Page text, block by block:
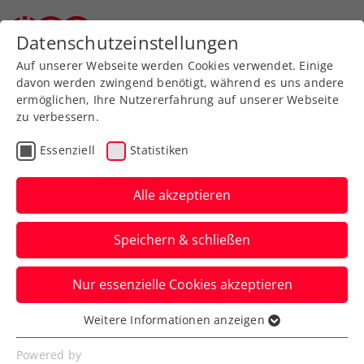
Aktuelle News
News filtern
Datenschutzeinstellungen
Auf unserer Webseite werden Cookies verwendet. Einige
davon werden zwingend benötigt, während es uns andere
ermöglichen, Ihre Nutzererfahrung auf unserer Webseite
zu verbessern.
Essenziell Statistiken
Alle akzeptieren
Speichern & schließen
Nur essenzielle Cookies akzeptieren
Essenziell
Essenzielle Cookies werden für grundlegende
Weitere Informationen anzeigen
Powered by